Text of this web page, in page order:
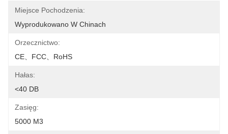
Miejsce Pochodzenia:
Wyprodukowano W Chinach
Orzecznictwo:
CE、FCC、RoHS
Hałas:
<40 DB
Zasięg:
5000 M3